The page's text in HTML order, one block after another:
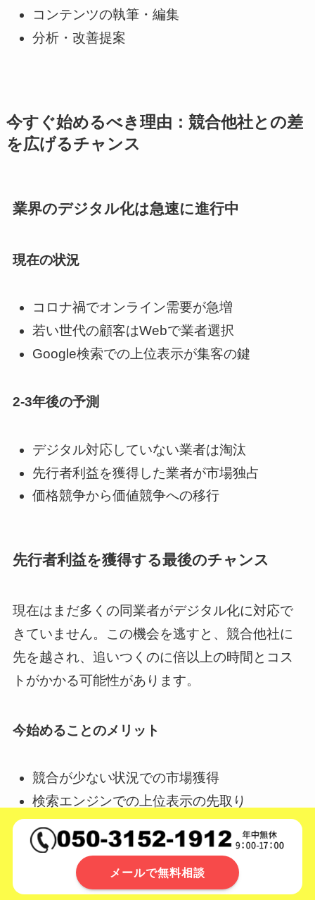
コンテンツの執筆・編集
分析・改善提案
今すぐ始めるべき理由：競合他社との差
を広げるチャンス
業界のデジタル化は急速に進行中
現在の状況
コロナ禍でオンライン需要が急増
若い世代の顧客はWebで業者選択
Google検索での上位表示が集客の鍵
2-3年後の予測
デジタル対応していない業者は淘汰
先行者利益を獲得した業者が市場独占
価格競争から価値競争への移行
先行者利益を獲得する最後のチャンス
現在はまだ多くの同業者がデジタル化に対応で
きていません。この機会を逃すと、競合他社に
先を越され、追いつくのに倍以上の時間とコス
トがかかる可能性があります。
今始めることのメリット
競合が少ない状況での市場獲得
検索エンジンでの上位表示の先取り
顧客データベースの早期構築
メールで無料相談